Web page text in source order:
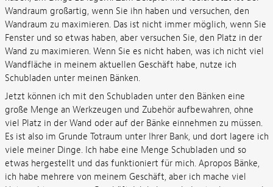
Wandraum großartig, wenn Sie ihn haben und versuchen, den
Wandraum zu maximieren. Das ist nicht immer möglich, wenn Sie
Fenster und so etwas haben, aber versuchen Sie, den Platz in der
Wand zu maximieren. Wenn Sie es nicht haben, was ich nicht viel
Wandfläche in meinem aktuellen Geschäft habe, nutze ich
Schubladen unter meinen Bänken.
Jetzt können ich mit den Schubladen unter den Bänken eine
große Menge an Werkzeugen und Zubehör aufbewahren, ohne
viel Platz in der Wand oder auf der Bänke einnehmen zu müssen.
Es ist also im Grunde Totraum unter Ihrer Bank, und dort lagere ich
viele meiner Dinge. Ich habe eine Menge Schubladen und so
etwas hergestellt und das funktioniert für mich. Apropos Bänke,
ich habe mehrere von meinem Geschäft, aber ich mache viel